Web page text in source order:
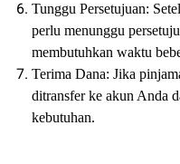
Tunggu Persetujuan:
perlu menunggu
membutuhkan waktu
Terima Dana: Jika
ditransfer ke akun Anda
kebutuhan.